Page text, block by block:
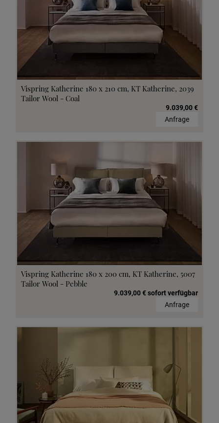
Vispring Katherine 180 x 210 cm, KT Katherine, 2039
Tailor Wool - Coal
9.039,00 €
Anfrage
Vispring Katherine 180 x 200 cm, KT Katherine, 5007
Tailor Wool - Pebble
9.039,00 € sofort verfügbar
Anfrage